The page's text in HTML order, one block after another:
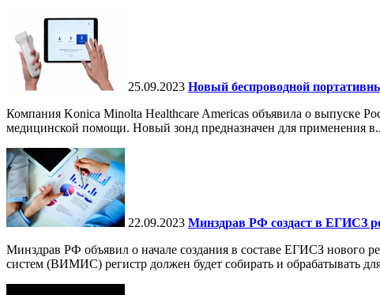
25.09.2023 Новый беспроводной
Компания Konica Minolta Healthcare Americas объявила о выпуске
медицинской помощи. Новый зонд предназначен для применения
22.09.2023 Минздрав РФ создаст в ЕГИСЗ
Минздрав РФ объявил о начале создания в составе ЕГИСЗ нового
систем (ВИМИС) регистр должен будет собирать и обрабатывать